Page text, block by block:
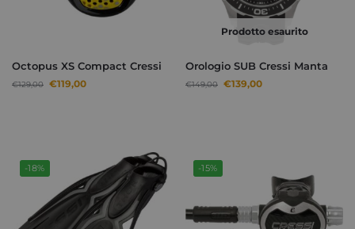
Octopus XS Compact Cressi
€129,00 €119,00
Prodotto esaurito
Orologio SUB Cressi Manta
€149,00 €139,00
-18% -15%